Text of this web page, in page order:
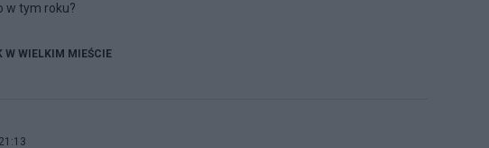
w tym roku?
W WIELKIM MIEŚCIE